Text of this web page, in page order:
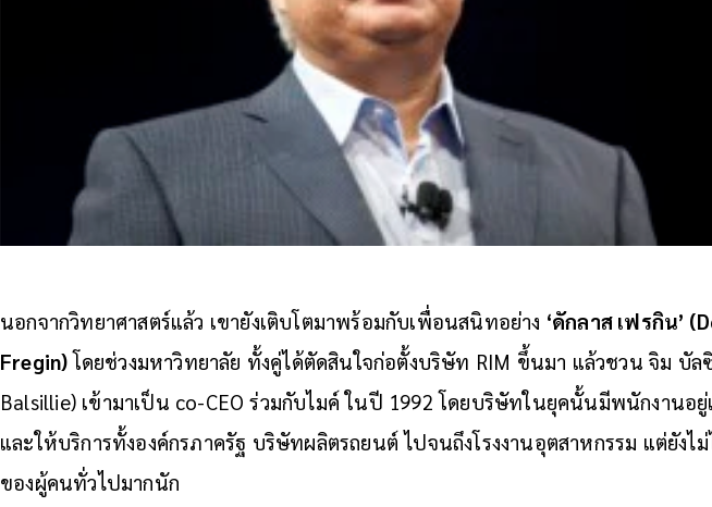
นอกจากวิทยาศาสตร์แล้ว เขายังเติบโตมาพร้อมกับเพื่อนสนิทอย่าง ‘ดักลาส เฟรกิน’
Fregin)โดยช่วงมหาวิทยาลัย ทั้งคู่ได้ตัดสินใจก่อตั้งบริษัท RIM ขึ้นมา แล้วชวน จิม บัล
Balsillie) เข้ามาเป็น co-CEO ร่วมกับไมค์ ในปี 1992 โดยบริษัทในยุคนั้นมีพนักงานอ
และให้บริการทั้งองค์กรภาครัฐ บริษัทผลิตรถยนต์ ไปจนถึงโรงงานอุตสาหกรรม แต่ยังไ
ของผู้คนทั่วไปมากนัก